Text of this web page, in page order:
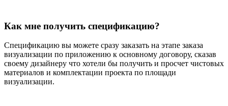
Как мне получить спецификацию?
Спецификацию вы можете сразу заказать на этапе заказа
визуализации по приложению к основному договору, сказав
своему дизайнеру что хотели бы получить и просчет чистовых
материалов и комплектации проекта по площади
визуализации.